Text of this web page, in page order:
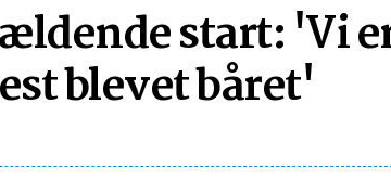
start: 'Vi
blevet båret'